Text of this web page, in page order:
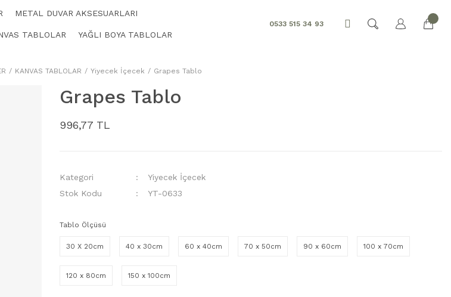
METAL DUVAR AKSESUARLARI
TABLOLAR YAĞLI BOYA TABLOLAR
0533 515 34 93
KANVAS TABLOLAR Yiyecek İçecek Grapes Tablo
Grapes Tablo
996,77 TL
Kategori
Yiyecek İçecek
Stok Kodu
YT-0633
Tablo Ölçüsü
30 X 20cm 40 x 30cm 60 x 40cm 70 x 50cm 90 x 60cm 100 x 70cm
120 x 80cm 150 x 100cm